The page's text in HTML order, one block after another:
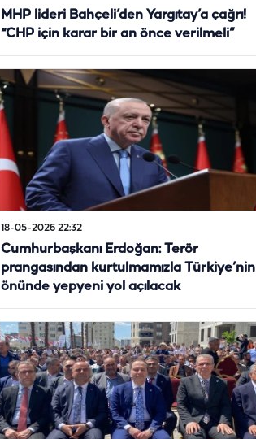
MHP lideri Bahçeli’den Yargıtay’a çağrı!
“CHP için karar bir an önce verilmeli”
18-05-2026 22:32
Cumhurbaşkanı Erdoğan: Terör
prangasından kurtulmamızla Türkiye’nin
önünde yepyeni yol açılacak